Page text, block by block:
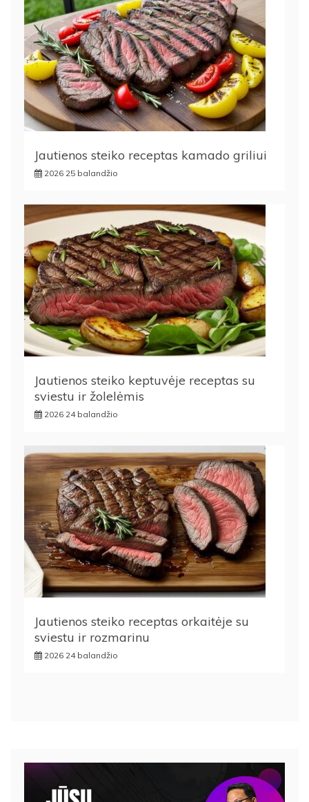
Jautienos steiko receptas kamado griliui
2026 25 balandžio
Jautienos steiko keptuvėje receptas su
sviestu ir žolelėmis
2026 24 balandžio
Jautienos steiko receptas orkaitėje su
sviestu ir rozmarinu
2026 24 balandžio